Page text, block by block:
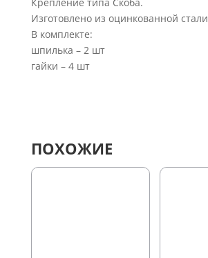
Изготовлено из оцинкованной стали
В комплекте:
шпилька – 2 шт
гайки – 4 шт
ПОХОЖИЕ